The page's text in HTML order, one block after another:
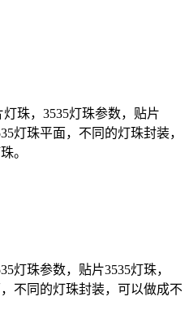
灯珠，3535灯珠参数，贴片
灯珠平面，不同的灯珠封装，
。
灯珠参数，贴片3535灯珠，
不同的灯珠封装，可以做成不